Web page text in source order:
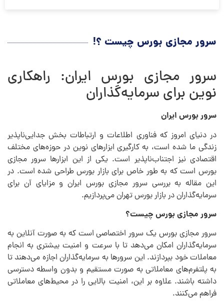
سرور مجازی بورس چیست ؟!
سرور مجازی بورس ایران: راهکاری
نوین برای سرمایه‌گذاران
سرور بورس ایران
در دنیای امروز که فناوری اطلاعات و ارتباطات بخش جدایی‌ناپذیر
زندگی ما شده است، به کارگیری ابزارهای نوین در حوزه‌های مختلف
اقتصادی نیز اجتناب‌ناپذیر است. یکی از این ابزارها سرور مجازی
بورس است که به طور خاص برای بازار بورس طراحی شده است. در
این مقاله به بررسی سرور مجازی بورس ایران و مزایای آن برای
سرمایه‌گذاران در بازار بورس تهران می‌پردازیم.
سرور مجازی بورس چیست؟
سرور مجازی بورس یک سرور اختصاصی است که به صورت آنلاین به
سرمایه‌گذاران امکان می‌دهد تا با سرعت و امنیت بیشتری به انجام
معاملات خود بپردازند. این سرورها به سرمایه‌گذاران اجازه می‌دهند تا
به پلتفرم‌های معاملاتی به صورت مستقیم و بدون واسطه دسترسی
داشته باشند. علاوه بر این، امنیت بالایی را در محیط‌های معاملاتی
فراهم می‌کنند.